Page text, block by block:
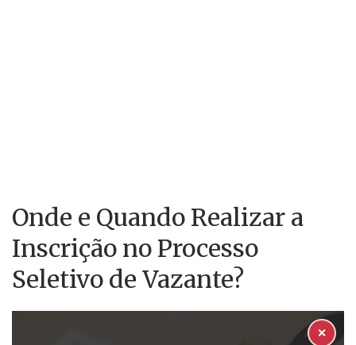
Onde e Quando Realizar a
Inscrição no Processo
Seletivo de Vazante?
✕